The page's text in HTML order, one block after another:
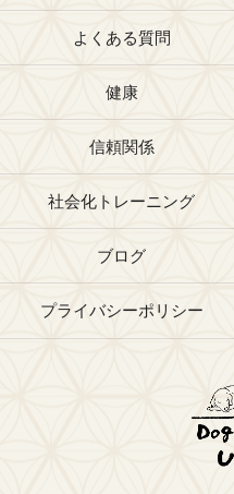
よくある質問
健康
信頼関係
社会化トレーニング
ブログ
プライバシーポリシー